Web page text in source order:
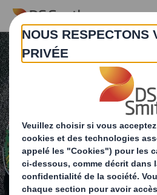
Skip to main content